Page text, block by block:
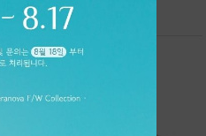
핏 강연티셔츠
한 착용감을 선사하며, 자연스럽게 떨어지는 실루
엣이 편안하며 ★도회적인 무드로 루즈하게 단독
65,000원
30,000